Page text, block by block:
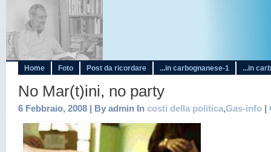
Home Foto Post da ricordare ...in carbognanese-1 ...in
No Mar(t)ini, no party
6 Febbraio, 2008 | By admin In costi della politica,Gas-info |